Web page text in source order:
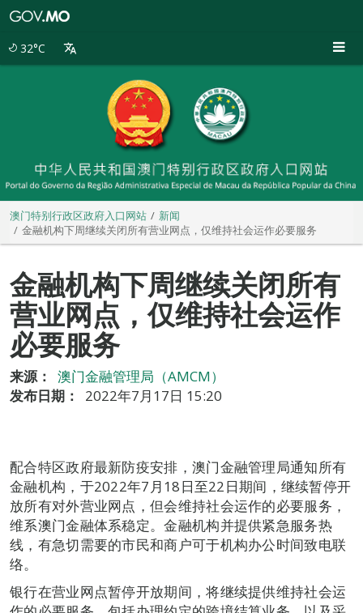
32°C
澳门特别行政区政府入口网站
新闻
金融机构下周继续关闭所有营业网点，仅维持社会运作必要服务
金融机构下周继续关闭所有
营业网点，仅维持社会运作
必要服务
来源：
澳门金融管理局（AMCM）
发布日期：
2022年7月17日 15:20
配合特区政府最新防疫安排，澳门金融管理局通知所有
金融机构，于2022年7月18日至22日期间，继续暂停开
放所有对外营业网点，但会维持社会运作的必要服务，
维系澳门金融体系稳定。金融机构并提供紧急服务热
线，有急切需要的市民和商户可于机构办公时间致电联
络。
银行在营业网点暂停开放期间，将继续提供维持社会运